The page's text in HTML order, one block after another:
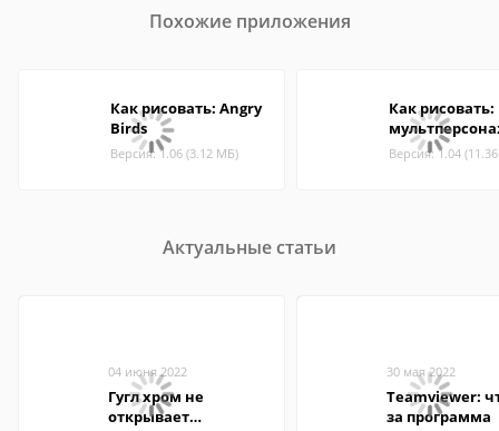
Похожие приложения
Как рисовать: Angry
Birds
Версия: 1.06 (3.12 МБ)
Как рисовать:
Версия: 1.04
Актуальные статьи
04 июня 2022
Гугл хром не
открывает
30 мая 2022
Teamviewer:
за программа